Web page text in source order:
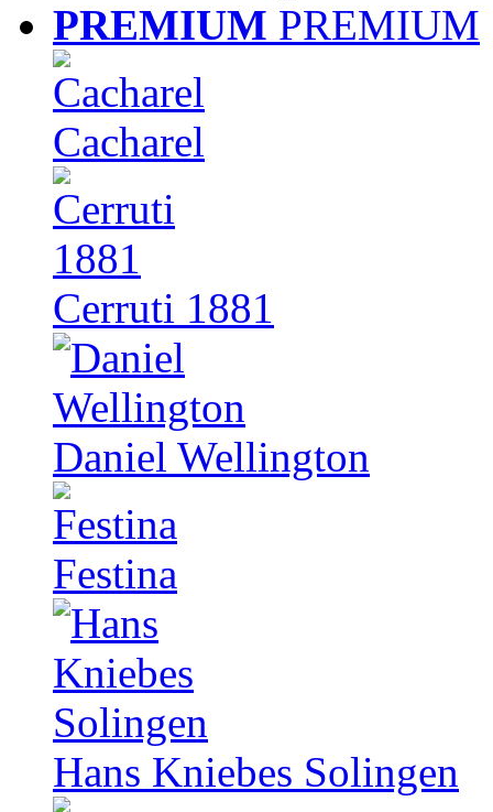
PREMIUM
Cacharel
Cerruti 1881
Daniel Wellington
Festina
Hans Kniebes Solingen